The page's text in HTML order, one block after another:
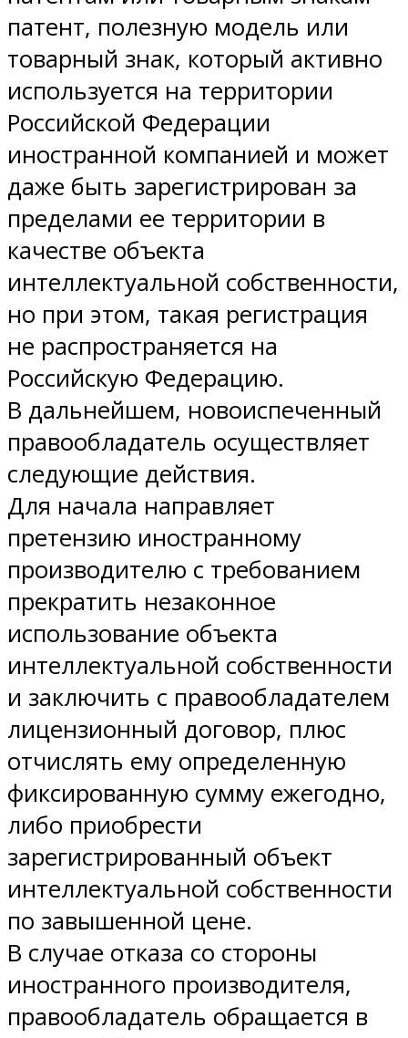
патент, полезную модель или
товарный знак, который активно
используется на территории
Российской Федерации
иностранной компанией и может
даже быть зарегистрирован за
пределами ее территории в
качестве объекта
интеллектуальной собственности,
но при этом, такая регистрация
не распространяется на
Российскую Федерацию.
В дальнейшем, новоиспеченный
правообладатель осуществляет
следующие действия.
Для начала направляет
претензию иностранному
производителю с требованием
прекратить незаконное
использование объекта
интеллектуальной собственности
и заключить с правообладателем
лицензионный договор, плюс
отчислять ему определенную
фиксированную сумму ежегодно,
либо приобрести
зарегистрированный объект
интеллектуальной собственности
по завышенной цене.
В случае отказа со стороны
иностранного производителя,
правообладатель обращается в